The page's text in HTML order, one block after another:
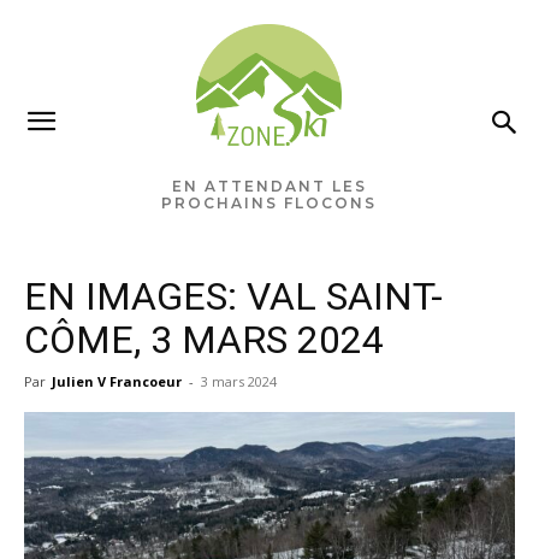
EN ATTENDANT LES
PROCHAINS FLOCONS
EN IMAGES: VAL SAINT-
CÔME, 3 MARS 2024
Par Julien V Francoeur - 3 mars 2024
Ne manquez rien pour votre
saison de ski!
les alertes météo en exclusivité.
VOTRE ADRESSE COURRIEL
Vous pourrez vous désabonner à tout
moment.